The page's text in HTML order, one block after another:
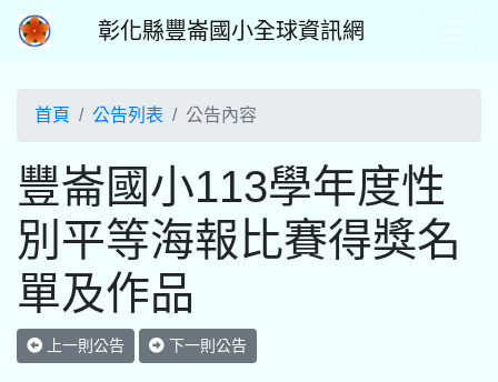
彰化縣豐崙國小全球資訊網
首頁 公告列表 公告內容
豐崙國小113學年度性
別平等海報比賽得獎名
單及作品
上一則公告 下一則公告